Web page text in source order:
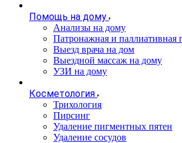
Помощь на дому
Анализы на дому
Патронажная и паллиативная
Выезд врача на дом
Выездной массаж на дому
УЗИ на дому
Косметология
Трихология
Пирсинг
Удаление пигментных пятен
Удаление сосудов